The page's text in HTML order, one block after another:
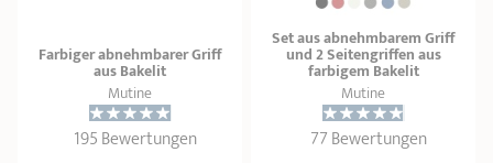
ÜBER UNS
KOLLEKTIONEN
STORE-FINDER
Pflege Weiteres Zubehör
Farbiger abnehmbarer Griff
aus Bakelit
Mutine
195 Bewertungen
Set aus abnehmbarem Griff
und 2 Seitengriffen aus
farbigem Bakelit
Mutine
77 Bewertungen